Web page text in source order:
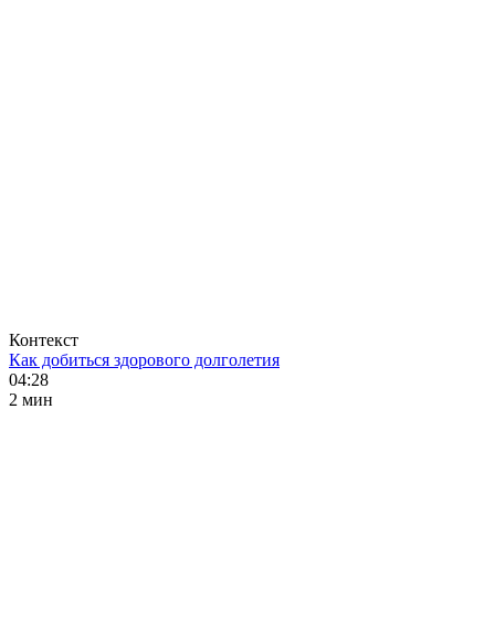
Контекст
Как добиться здорового долголетия
04:28
2 мин